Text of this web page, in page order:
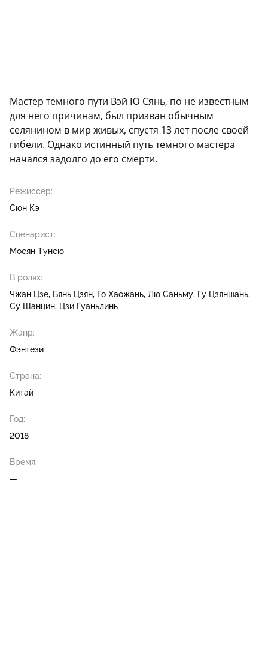
Мастер темного пути Вэй Ю Сянь, по не известным
для него причинам, был призван обычным
селянином в мир живых, спустя 13 лет после своей
гибели. Однако истинный путь темного мастера
начался задолго до его смерти.
Режиссер:
Сюн Кэ
Сценарист:
Мосян Тунсю
В ролях:
Чжан Цзе Бянь Цзян Го Хаожань Лю Саньму Гу Цзяншань
Су Шанцин
Цзи Гуаньлинь
Жанр:
Фэнтези
Страна:
Китай
Год:
2018
Время:
—